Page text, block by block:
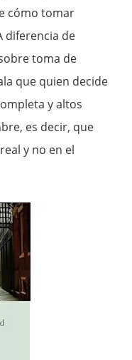
cómo tomar
diferencia de
toma de
que quien decide
y altos
es decir, que
y no en el